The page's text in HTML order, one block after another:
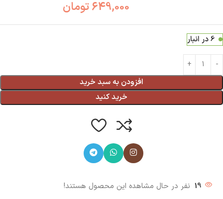
649,000تومان
6 در انبار
افزودن به سبد خرید
خرید کنید
19 نفر در حال مشاهده این محصول هستند!